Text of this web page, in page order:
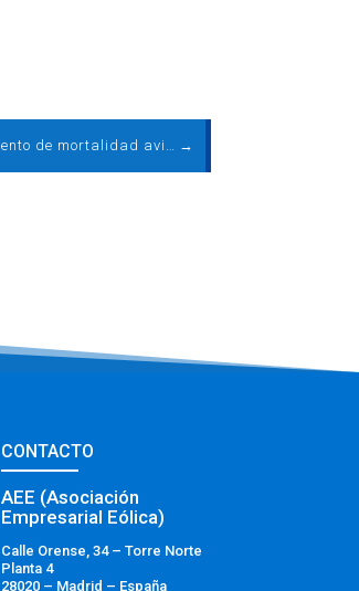
Notificación sobre el seguimiento de mortalidad avifauna en la provincia de Albacete (GT 22 de junio) →
CONTACTO
AEE (Asociación
Empresarial Eólica)
Calle Orense, 34 – Torre Norte
Planta 4
28020 – Madrid – España